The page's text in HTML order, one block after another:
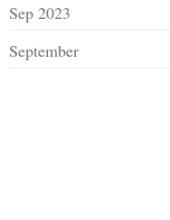
Sep 2023
September